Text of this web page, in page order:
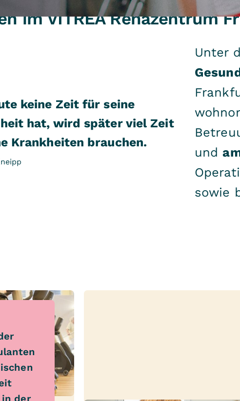
im VITREA Rehazentrum
keine Zeit für seine
hat, wird später viel Zeit
Krankheiten brauchen.
Unter
und
sowie
in der